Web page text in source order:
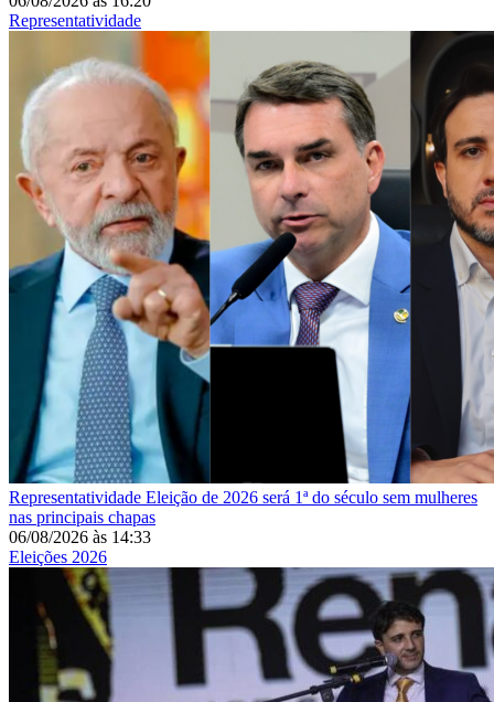
Representatividade
Representatividade Eleição de 2026 será 1ª do século sem mulheres
nas principais chapas
06/08/2026 às 14:33
Eleições 2026